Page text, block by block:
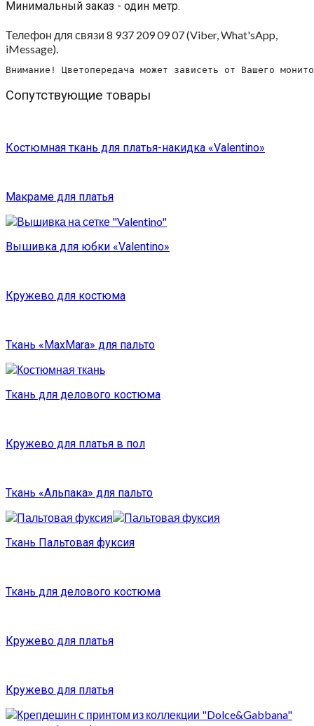
Минимальный заказ - один метр.
Телефон для связи 8 937 209 09 07 (Viber, What'sApp,
iMessage).
Внимание! Цветопередача может зависеть от Вашего
Сопутствующие товары
Костюмная ткань для платья-накидка «Valentino»
Макраме для платья
Вышивка для юбки «Valentino»
Кружево для костюма
Ткань «MaxMara» для пальто
Ткань для делового костюма
Кружево для платья в пол
Ткань «Альпака» для пальто
Ткань Пальтовая фуксия
Ткань для делового костюма
Кружево для платья
Кружево для платья